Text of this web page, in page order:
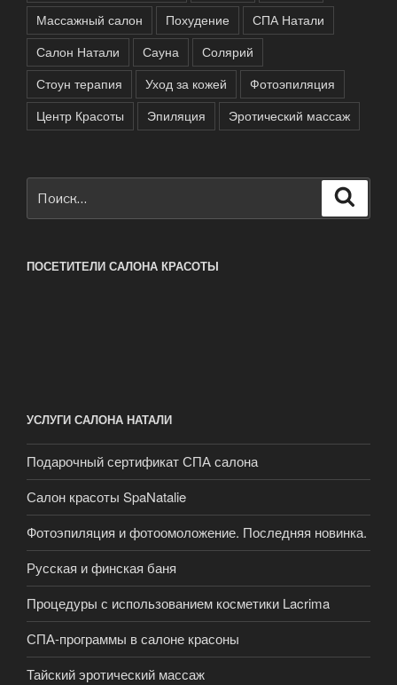
Массажный салон
Похудение
СПА Натали
Салон Натали
Сауна
Солярий
Стоун терапия
Уход за кожей
Фотоэпиляция
Центр Красоты
Эпиляция Эротический массаж
ПОСЕТИТЕЛИ САЛОНА КРАСОТЫ
УСЛУГИ САЛОНА НАТАЛИ
Подарочный сертификат СПА салона
Салон красоты SpaNatalie
Фотоэпиляция и фотоомоложение. Последняя новинка.
Русская и финская баня
Процедуры с использованием косметики Lacrima
СПА-программы в салоне красоны
Тайский эротический массаж